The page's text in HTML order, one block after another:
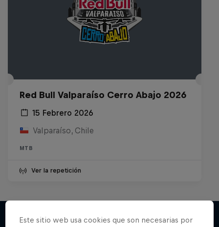
Red Bull Valparaíso Cerro Abajo 2026
15 Febrero 2026
Valparaíso, Chile
MTB
Ver la repetición
Este sitio web usa cookies que son necesarias por